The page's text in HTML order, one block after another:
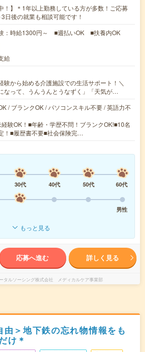
！】＊1年以上勤務している方が多数！ご応募
日後の就業も相談可能です！
：時給1300円～ ■週払いOK ■扶養内OK
給
験から始める介護施設での生活サポート！＼
なって、うんうんとうなずく」「天気が…
/ ブランクOK / パソコンスキル不要 / 英語力不
験OK！■年齢・学歴不問！ブランクOK!■10名
！■履歴書不要■社会保険完…
30代 40代 50代
60代
男性
もっと見る
応募へ進む 詳しく見る
タルソーシング株式会社 メディカルケア事業部
由＞地下鉄の忘れ物情報をも
け＊